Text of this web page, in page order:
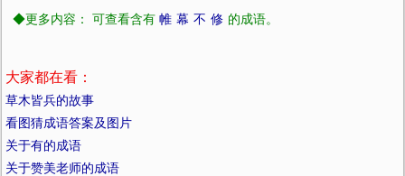
◆更多内容： 可查看含有 帷 幕 不 修 的成语。
大家都在看：
草木皆兵的故事
看图猜成语答案及图片
关于有的成语
关于赞美老师的成语